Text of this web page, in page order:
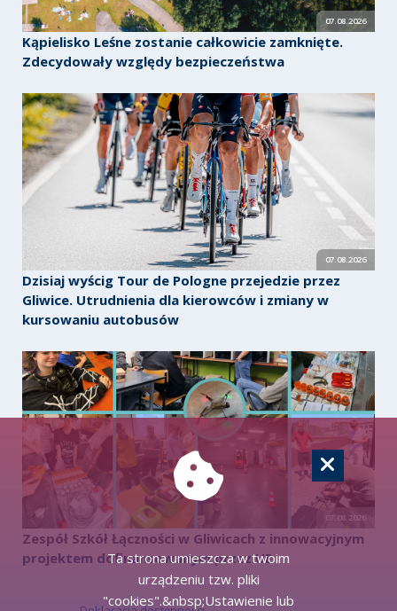
07.08.2026
Kąpielisko Leśne zostanie całkowicie zamknięte.
Zdecydowały względy bezpieczeństwa
07.08.2026
Dzisiaj wyścig Tour de Pologne przejedzie przez
Gliwice. Utrudnienia dla kierowców i zmiany w
kursowaniu autobusów
07.08.2026
Zespół Szkół Łączności w Gliwicach z innowacyjnym
projektem dofinansowanym przez UE
Ta strona umieszcza w twoim
urządzeniu tzw. pliki
"cookies".&nbsp;Ustawienie lub